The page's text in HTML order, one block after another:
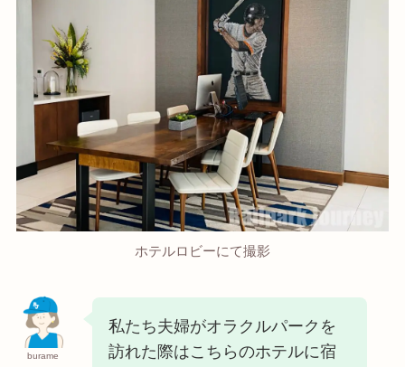
ホテルロビーにて撮影
burame
私たち夫婦がオラクルパークを
訪れた際はこちらのホテルに宿